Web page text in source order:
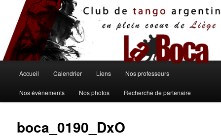
contenu
principal
principal
Accueil Calendrier Liens Nos professeurs
Nos évènements Nos photos Recherche de partenaire
boca_0190_DxO